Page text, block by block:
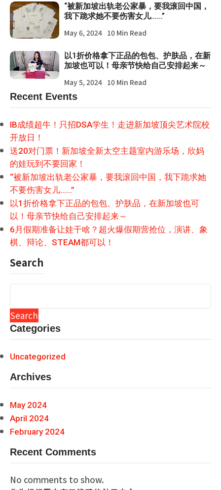
“被新加坡出轨老公家暴，要我滚回中国，
我下跪求她不要伤害女儿……”
May 6, 2024 10 Min Read
以1折价格拿下正品的包包、护肤品，在新
加坡也可以！母亲节快给自己安排起来～
May 5, 2024 10 Min Read
Recent Events
IB成绩超牛！只招DSA学生！走进新加坡顶尖艺术院校
开放日！
送20对门票！新加坡全新太空主题室内游乐场，欣妈
的娃玩到不要回家！
“被新加坡出轨老公家暴，要我滚回中国，我下跪求她
不要伤害女儿……”
以1折价格拿下正品的包包、护肤品，在新加坡也可
以！母亲节快给自己安排起来～
6月假期准备让娃干啥？超火爆假期营抢位，演讲、象
棋、辩论、STEAM都可以！
Search
Search
Categories
Uncategorized
Archives
May 2024
April 2024
February 2024
Recent Comments
No comments to show.